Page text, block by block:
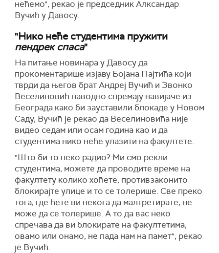
нећемо", рекао је председник Алксандар
Вучић у Давосу.
"Нико неће студентима пружити
пендрек спаса"
На питање новинара у Давосу да
прокоментарише изјаву Бојана Пајтића који
тврди да његов брат Андреј Вучић и Звонко
Веселиновић наводно спремају навијаче из
Београда како би зауставили блокаде у Новом
Саду, Вучић је рекао да Веселиновића није
видео седам или осам година као и да
студентима нико неће улазити на факултете.
"Што би то неко радио? Ми смо рекли
студентима, можете да проводите време на
факултету колико хоћете, противзаконито
блокирајте улице и то се толерише. Све преко
тога, где ћете ви некога да малтретирате, не
може да се толерише. А то да вас неко
спречава да ви блокирате на факултетима,
овамо или онамо, не пада нам на памет", рекао
је Вучић.